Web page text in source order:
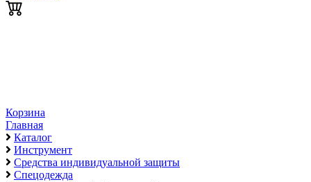
Корзина
Главная
Каталог
Инструмент
Средства индивидуальной защиты
Спецодежда